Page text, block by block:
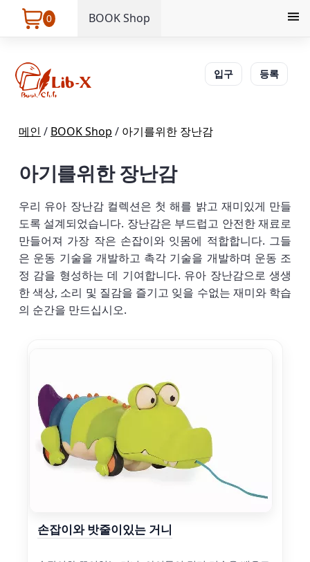
0 BOOK Shop
입구 등록
메인 / BOOK Shop / 아기를위한 장난감
아기를위한 장난감
우리 유아 장난감 컬렉션은 첫 해를 밝고 재미있게 만들
도록 설계되었습니다. 장난감은 부드럽고 안전한 재료로
만들어져 가장 작은 손잡이와 잇몸에 적합합니다. 그들
은 운동 기술을 개발하고 촉각 기술을 개발하며 운동 조
정 감을 형성하는 데 기여합니다. 유아 장난감으로 생생
한 색상, 소리 및 질감을 즐기고 잊을 수없는 재미와 학습
의 순간을 만드십시오.
손잡이와 밧줄이있는 거니